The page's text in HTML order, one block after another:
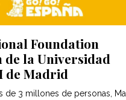
Foundation
la Universidad
de Madrid
de 3 millones de personas,